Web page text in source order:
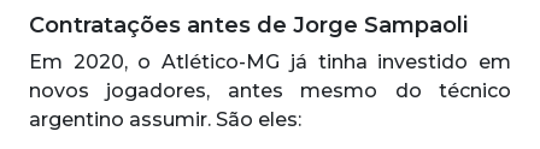
Contratações antes de Jorge Sampaoli
Em 2020, o Atlético-MG já tinha investido em
novos jogadores, antes mesmo do técnico
argentino assumir. São eles: